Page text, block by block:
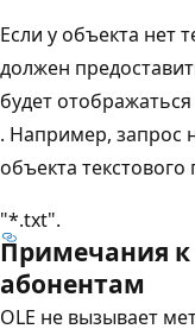
Если у объекта нет
должен
будет
. Например, запрос
объекта
"*.txt".
Примечания
абонентам
OLE не вызывает